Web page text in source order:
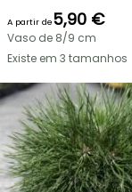
A partir de5,90 €
Vaso de 8/9 cm
Existe em 3 tamanhos